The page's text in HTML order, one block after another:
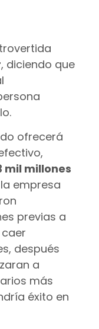
, diciendo que
ofrecerá
mil millones
empresa
previas a
después
a
más
éxito en